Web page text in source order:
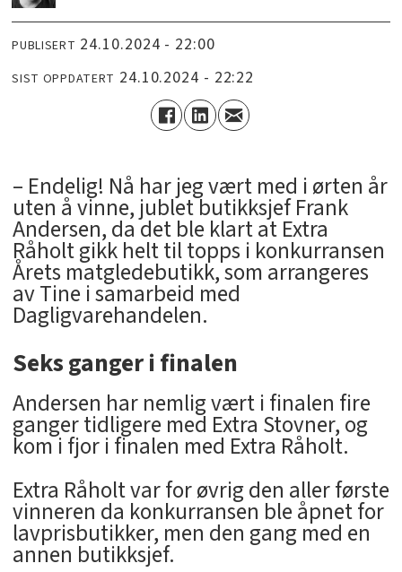
PUBLISERT 24.10.2024 - 22:00
SIST OPPDATERT 24.10.2024 - 22:22
– Endelig! Nå har jeg vært med i ørten år
uten å vinne, jublet butikksjef Frank
Andersen, da det ble klart at Extra
Råholt gikk helt til topps i konkurransen
Årets matgledebutikk, som arrangeres
av Tine i samarbeid med
Dagligvarehandelen.
Seks ganger i finalen
Andersen har nemlig vært i finalen fire
ganger tidligere med Extra Stovner, og
kom i fjor i finalen med Extra Råholt.
Extra Råholt var for øvrig den aller første
vinneren da konkurransen ble åpnet for
lavprisbutikker, men den gang med en
annen butikksjef.